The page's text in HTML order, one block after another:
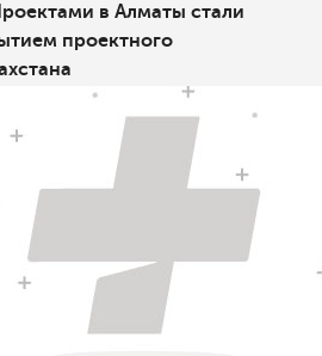
в Алматы стали
проектного